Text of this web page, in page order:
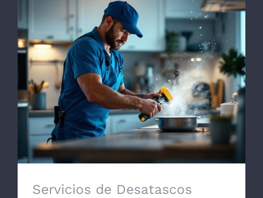
Servicios de Desatascos Urgentes en
Cocina y Baño
Servicios de Desatascos